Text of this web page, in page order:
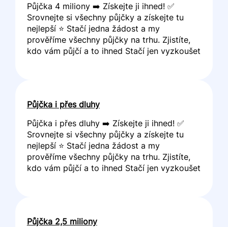
Půjčka 4 miliony ➡️ Získejte ji ihned! ✅
Srovnejte si všechny půjčky a získejte tu
nejlepší ⭐ Stačí jedna žádost a my
prověříme všechny půjčky na trhu. Zjistíte,
kdo vám půjčí a to ihned Stačí jen vyzkoušet
Půjčka i přes dluhy
Půjčka i přes dluhy ➡️ Získejte ji ihned! ✅
Srovnejte si všechny půjčky a získejte tu
nejlepší ⭐ Stačí jedna žádost a my
prověříme všechny půjčky na trhu. Zjistíte,
kdo vám půjčí a to ihned Stačí jen vyzkoušet
Půjčka 2,5 miliony